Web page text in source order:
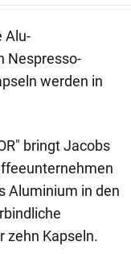
Alu-
Nespresso-
werden in
bringt Jacobs
Aluminium in den
zehn Kapseln.